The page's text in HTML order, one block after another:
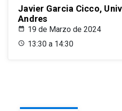
Javier Garcia Cicco,
Andres
19 de Marzo de 2024
13:30 a 14:30